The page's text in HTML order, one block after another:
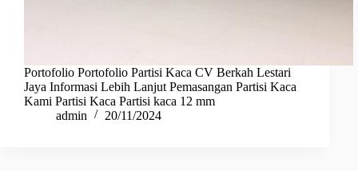
Portofolio Portofolio Partisi Kaca CV Berkah Lestari
Jaya Informasi Lebih Lanjut Pemasangan Partisi Kaca
Kami Partisi Kaca Partisi kaca 12 mm
admin
20/11/2024